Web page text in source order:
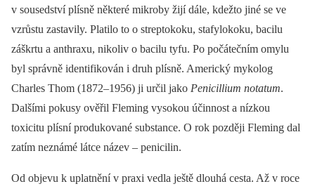
v sousedství plísně některé mikroby žijí dále, kdežto jiné se ve
vzrůstu zastavily. Platilo to o streptokoku, stafylokoku, bacilu
záškrtu a anthraxu, nikoliv o bacilu tyfu. Po počátečním omylu
byl správně identifikován i druh plísně. Americký mykolog
Charles Thom (1872–1956) ji určil jako Penicillium notatum.
Dalšími pokusy ověřil Fleming vysokou účinnost a nízkou
toxicitu plísní produkované substance. O rok později Fleming dal
zatím neznámé látce název –⁠ penicilin.
Od objevu k uplatnění v praxi vedla ještě dlouhá cesta. Až v roce